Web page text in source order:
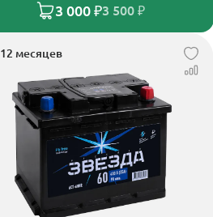
3 000 ₽3 500 ₽
12 месяцев